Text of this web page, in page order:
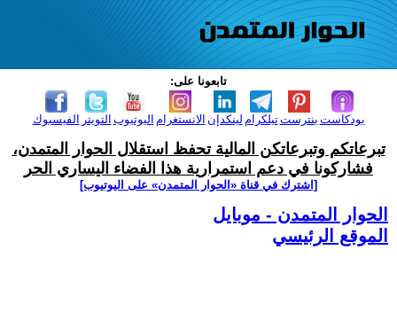
تابعونا على:
الفيسبوك التويتر اليوتيوب الانستغرام لينكدإن تيلكرامبنترست بودكاست
تبرعاتكم وتبرعاتكن المالية تحفظ استقلال الحوار المتمدن،
فشاركونا في دعم استمرارية هذا الفضاء اليساري الحر
[اشترك في قناة ‫«الحوار المتمدن» على اليوتيوب]
الحوار المتمدن - موبايل
الموقع الرئيسي